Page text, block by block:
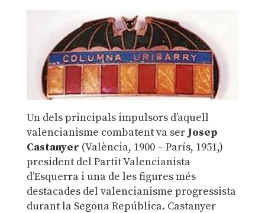
Un dels principals impulsors d’aquell
valencianisme combatent va ser Josep
Castanyer (València, 1900 – París, 1951,)
president del Partit Valencianista
d’Esquerra i una de les figures més
destacades del valencianisme progressista
durant la Segona República. Castanyer